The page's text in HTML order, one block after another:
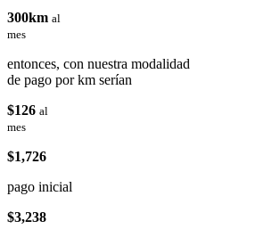
300km al
mes
entonces, con nuestra modalidad
de pago por km serían
$126 al
mes
$1,726
pago inicial
$3,238